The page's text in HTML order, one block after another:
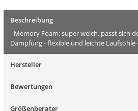
Beschreibung
- Memory Foam: super weich, passt sich
Dämpfung - flexible und leichte Laufsohle
Hersteller
Bewertungen
Größenberater